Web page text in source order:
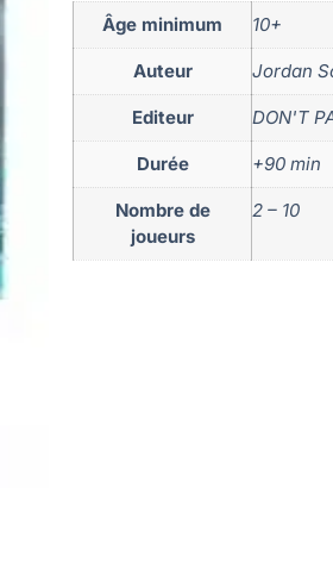
Âge minimum 10+
Auteur Jordan
Editeur DON'T
Durée +90 min
Nombre de
joueurs
2 – 10